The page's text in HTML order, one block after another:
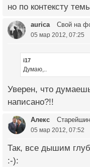
но по контексту
aurica Свой на
05 мар 2012, 07:25
i17
Думаю,..
Уверен, что
написано?!!
Алекс
05 мар 2012, 07:52
Так, все дышим
:-):